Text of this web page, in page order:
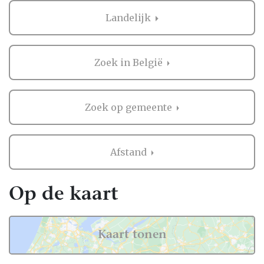
Landelijk
Het regelen van een bruiloft is niet niks, en
het is logisch dat je graag wilt weten wat
anderen vinden. Daarom biedt Bruiloft.nl je
de mogelijkheid om beoordelingen te lezen
de professionals in Landelijk.
Deze ervaringen zijn waardevol, omdat ze je
een eerlijk beeld geven van wat je kunt
verwachten. Als er nog geen beoordelingen
zijn, kan dat ook een kans zijn. Misschien
mogen jullie wel de eerste zijn die een review
achterlaat! Zo help je niet alleen andere
bruidsparen, maar creëer je ook een
blijvende herinnering aan jullie eigen
ervaring.
Landelijk
Zoek in België
Zoek op gemeente
Afstand
Op de kaart
Kaart tonen